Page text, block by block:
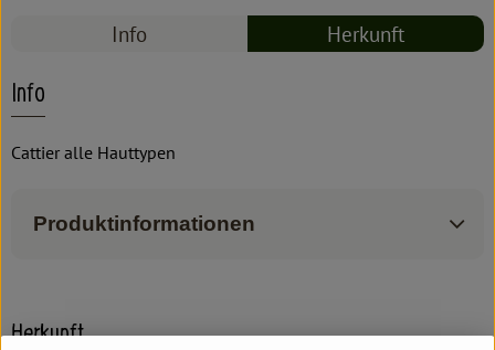
Info Herkunft
Info
Cattier alle Hauttypen
Produktinformationen
Herkunft